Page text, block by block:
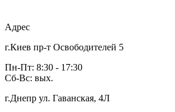
Адрес
г.Киев пр-т Освободителей 5
Пн-Пт: 8:30 - 17:30
Сб-Вс: вых.
г.Днепр ул. Гаванская, 4Л